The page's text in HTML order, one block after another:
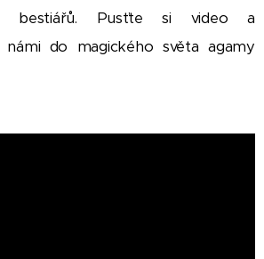
bestiářů. Pusťte si video a
námi do magického světa agamy